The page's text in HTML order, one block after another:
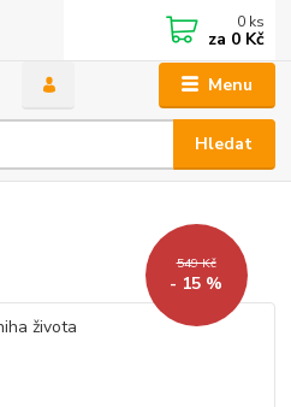
Menu
Hledat
0 ks
za 0 Kč
549 Kč
- 15 %